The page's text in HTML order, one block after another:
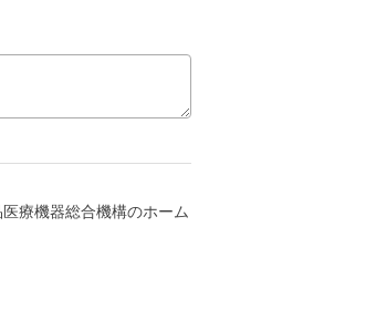
療機器総合機構のホーム